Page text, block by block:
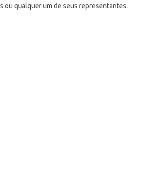
ou qualquer um de seus representantes.